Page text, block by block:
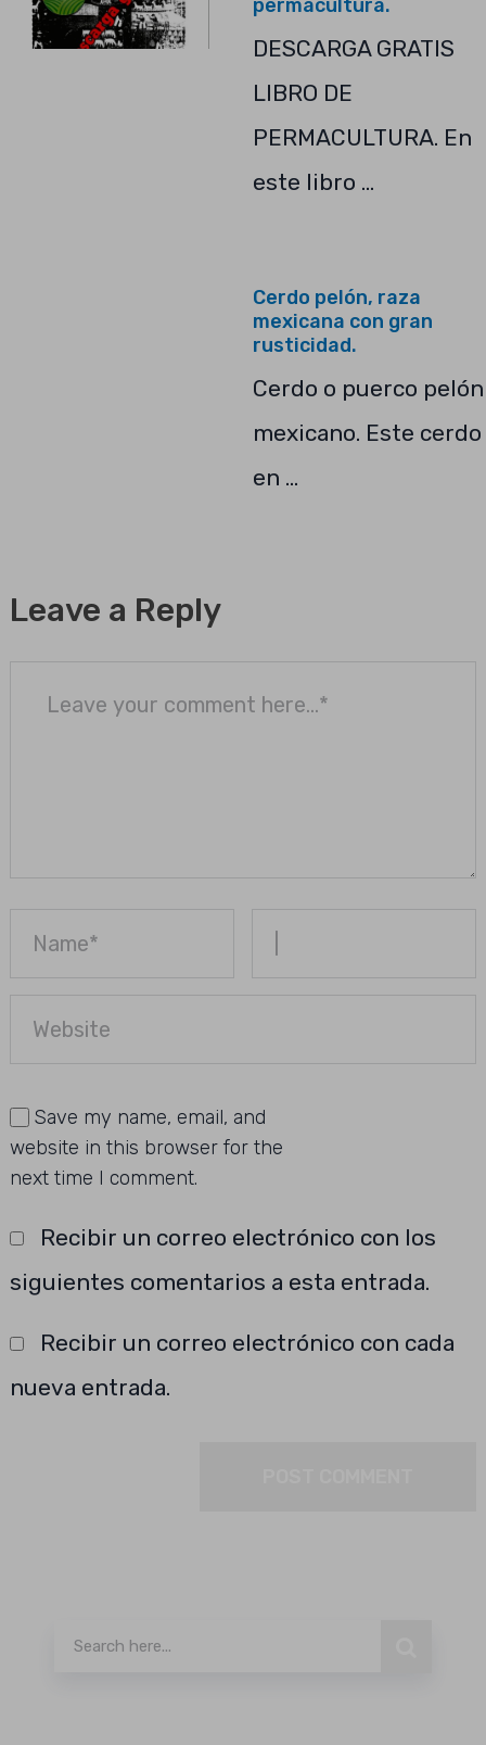
permacultura.
DESCARGA GRATIS
LIBRO DE
PERMACULTURA. En
este libro …
Cerdo pelón, raza
mexicana con gran
rusticidad.
Cerdo o puerco pelón
mexicano. Este cerdo
en …
Leave a Reply
Save my name, email, and
website in this browser for the
next time I comment.
Recibir un correo electrónico con los
siguientes comentarios a esta entrada.
Recibir un correo electrónico con cada
nueva entrada.